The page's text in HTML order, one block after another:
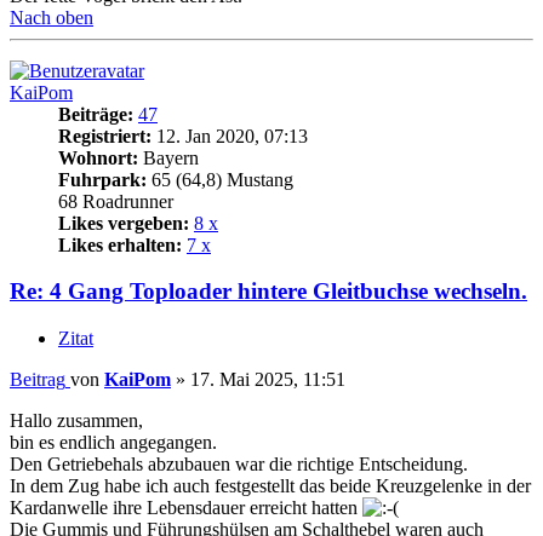
Nach oben
KaiPom
Beiträge: 47
Registriert: 12. Jan 2020, 07:13
Wohnort: Bayern
Fuhrpark: 65 (64,8) Mustang
68 Roadrunner
Likes vergeben: 8 x
Likes erhalten: 7 x
Re: 4 Gang Toploader hintere Gleitbuchse wechseln.
Zitat
Beitrag von KaiPom » 17. Mai 2025, 11:51
Hallo zusammen,
bin es endlich angegangen.
Den Getriebehals abzubauen war die richtige Entscheidung.
In dem Zug habe ich auch festgestellt das beide Kreuzgelenke in der
Kardanwelle ihre Lebensdauer erreicht hatten
Die Gummis und Führungshülsen am Schalthebel waren auch